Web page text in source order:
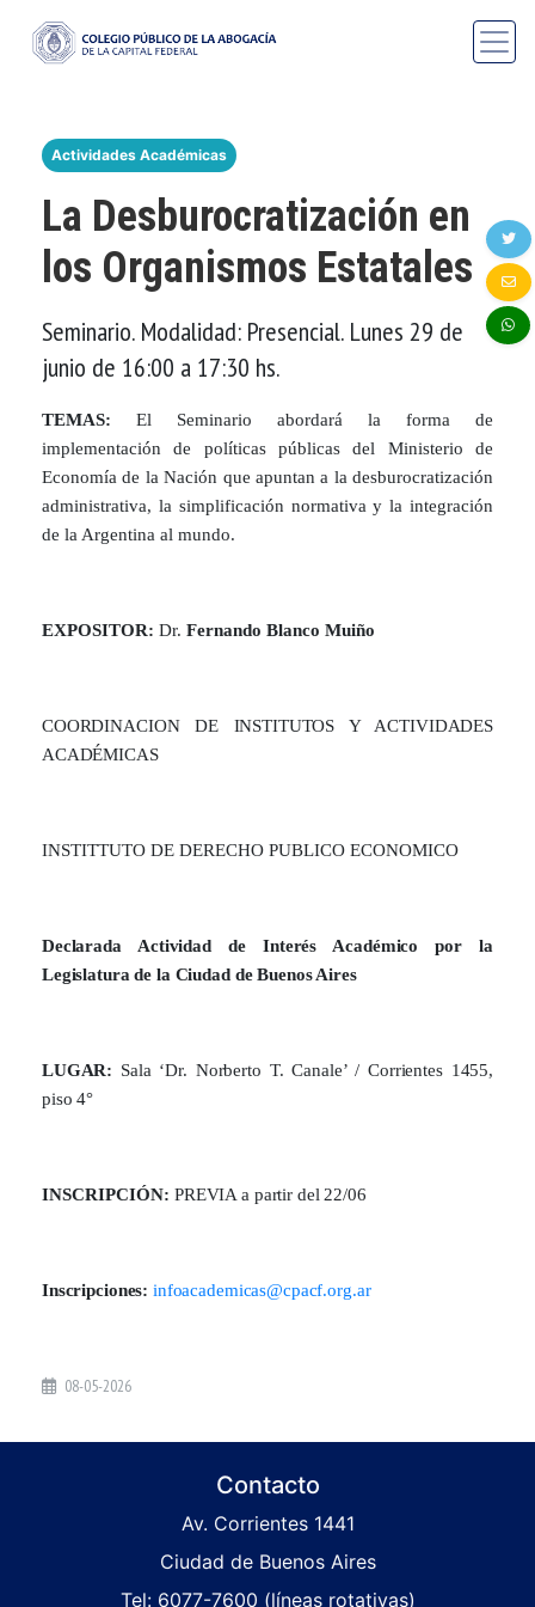
Actividades Académicas
La Desburocratización en
los Organismos Estatales
Seminario. Modalidad: Presencial. Lunes 29 de
junio de 16:00 a 17:30 hs.
TEMAS: El Seminario abordará la forma de
implementación de políticas públicas del Ministerio de
Economía de la Nación que apuntan a la desburocratización
administrativa, la simplificación normativa y la integración
de la Argentina al mundo.
EXPOSITOR: Dr. Fernando Blanco Muiño
COORDINACION DE INSTITUTOS Y ACTIVIDADES
ACADÉMICAS
INSTITTUTO DE DERECHO PUBLICO ECONOMICO
Declarada Actividad de Interés Académico por la
Legislatura de la Ciudad de Buenos Aires
LUGAR: Sala ‘Dr. Norberto T. Canale’ / Corrientes 1455,
piso 4°
INSCRIPCIÓN: PREVIA a partir del 22/06
Inscripciones: infoacademicas@cpacf.org.ar
08-05-2026
Contacto
Av. Corrientes 1441
Ciudad de Buenos Aires
Tel: 6077-7600 (líneas rotativas)